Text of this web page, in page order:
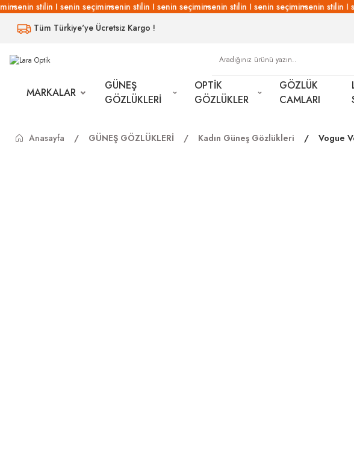
senin stilin I senin seçiminsenin stilin I senin seçiminsenin stilin I senin seçiminsenin stilin I
Tüm Türkiye'ye Ücretsiz Kargo !
MARKALAR
GÜNEŞ
GÖZLÜKLERİ
OPTİK
GÖZLÜKLER
GÖZLÜK
CAMLARI
Anasayfa GÜNEŞ GÖZLÜKLERİ Kadın Güneş Gözlükleri Vogue